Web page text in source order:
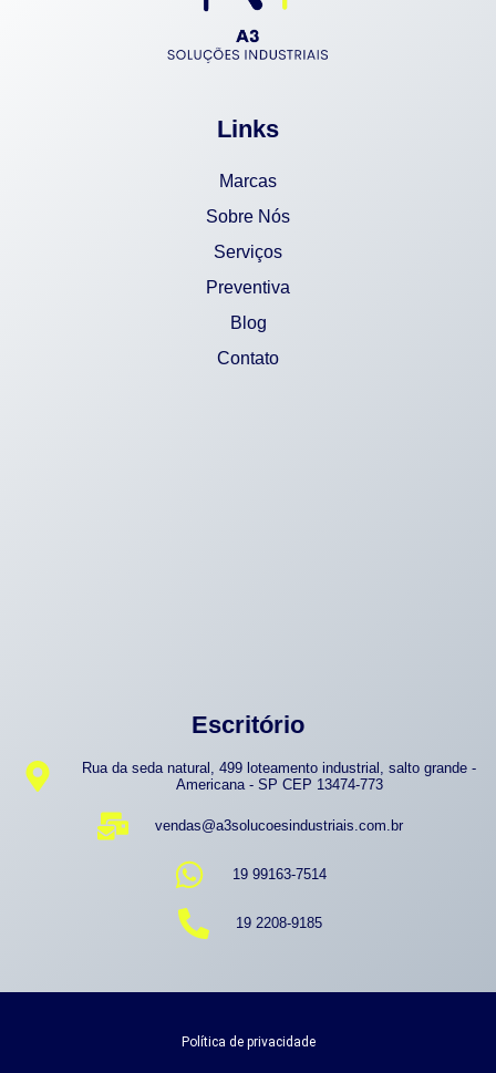
Links
Marcas
Sobre Nós
Serviços
Preventiva
Blog
Contato
Escritório
Rua da seda natural, 499 loteamento industrial, salto grande -
Americana - SP CEP 13474-773
vendas@a3solucoesindustriais.com.br
19 99163-7514
19 2208-9185
Política de privacidade